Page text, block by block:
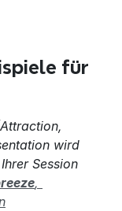
für
wird
Session
,